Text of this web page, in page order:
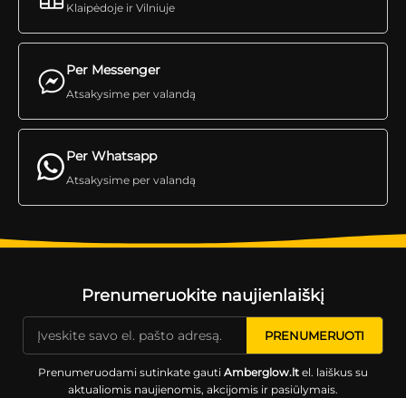
Per Messenger
Atsakysime per valandą
Klaipėdoje ir Vilniuje
Per Whatsapp
Atsakysime per valandą
Prenumeruokite naujienlaiškį
Prenumeruodami sutinkate gauti Amberglow.ltel. laiškus su
aktualiomis naujienomis, akcijomis ir pasiūlymais.